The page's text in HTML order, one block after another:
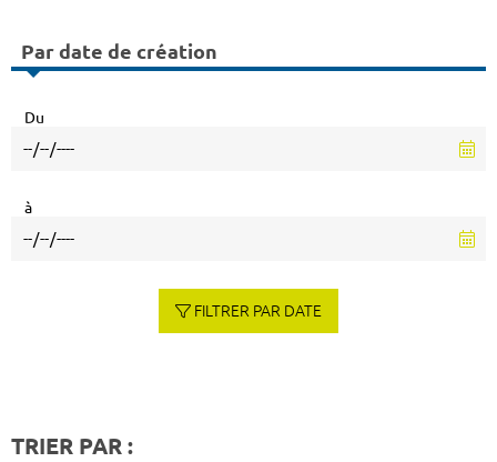
Par date de création
Du
à
FILTRER PAR DATE
TRIER PAR :